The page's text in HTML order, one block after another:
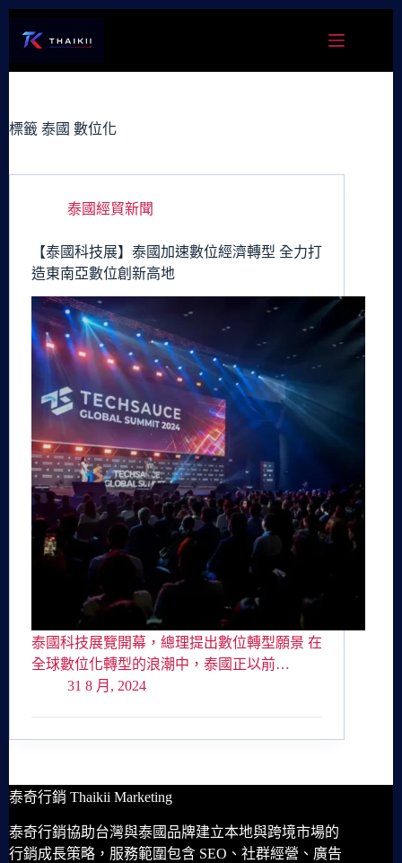
容
標籤 泰國 數位化
泰國經貿新聞
【泰國科技展】泰國加速數位經濟轉型 全力打
造東南亞數位創新高地
泰國科技展覽開幕，總理提出數位轉型願景 在
全球數位化轉型的浪潮中，泰國正以前…
31 8 月, 2024
泰奇行銷 Thaikii Marketing
泰奇行銷協助台灣與泰國品牌建立本地與跨境市場的
行銷成長策略，服務範圍包含 SEO、社群經營、廣告